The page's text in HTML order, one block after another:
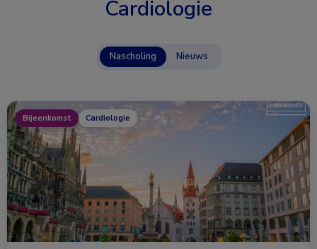
Cardiologie
Nascholing Nieuws
Bijeenkomst Cardiologie